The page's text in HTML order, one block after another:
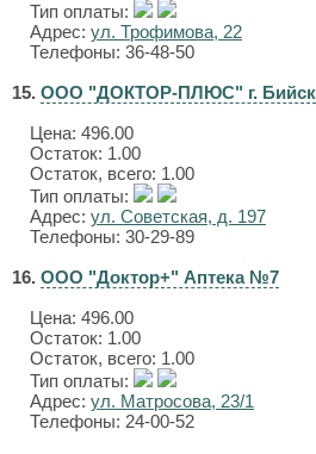
Тип оплаты:
Адрес: ул. Трофимова, 22
Телефоны: 36-48-50
15. ООО "ДОКТОР-ПЛЮС" г. Бийск
Цена: 496.00
Остаток: 1.00
Остаток, всего: 1.00
Тип оплаты:
Адрес: ул. Советская, д. 197
Телефоны: 30-29-89
16. ООО "Доктор+" Аптека №7
Цена: 496.00
Остаток: 1.00
Остаток, всего: 1.00
Тип оплаты:
Адрес: ул. Матросова, 23/1
Телефоны: 24-00-52